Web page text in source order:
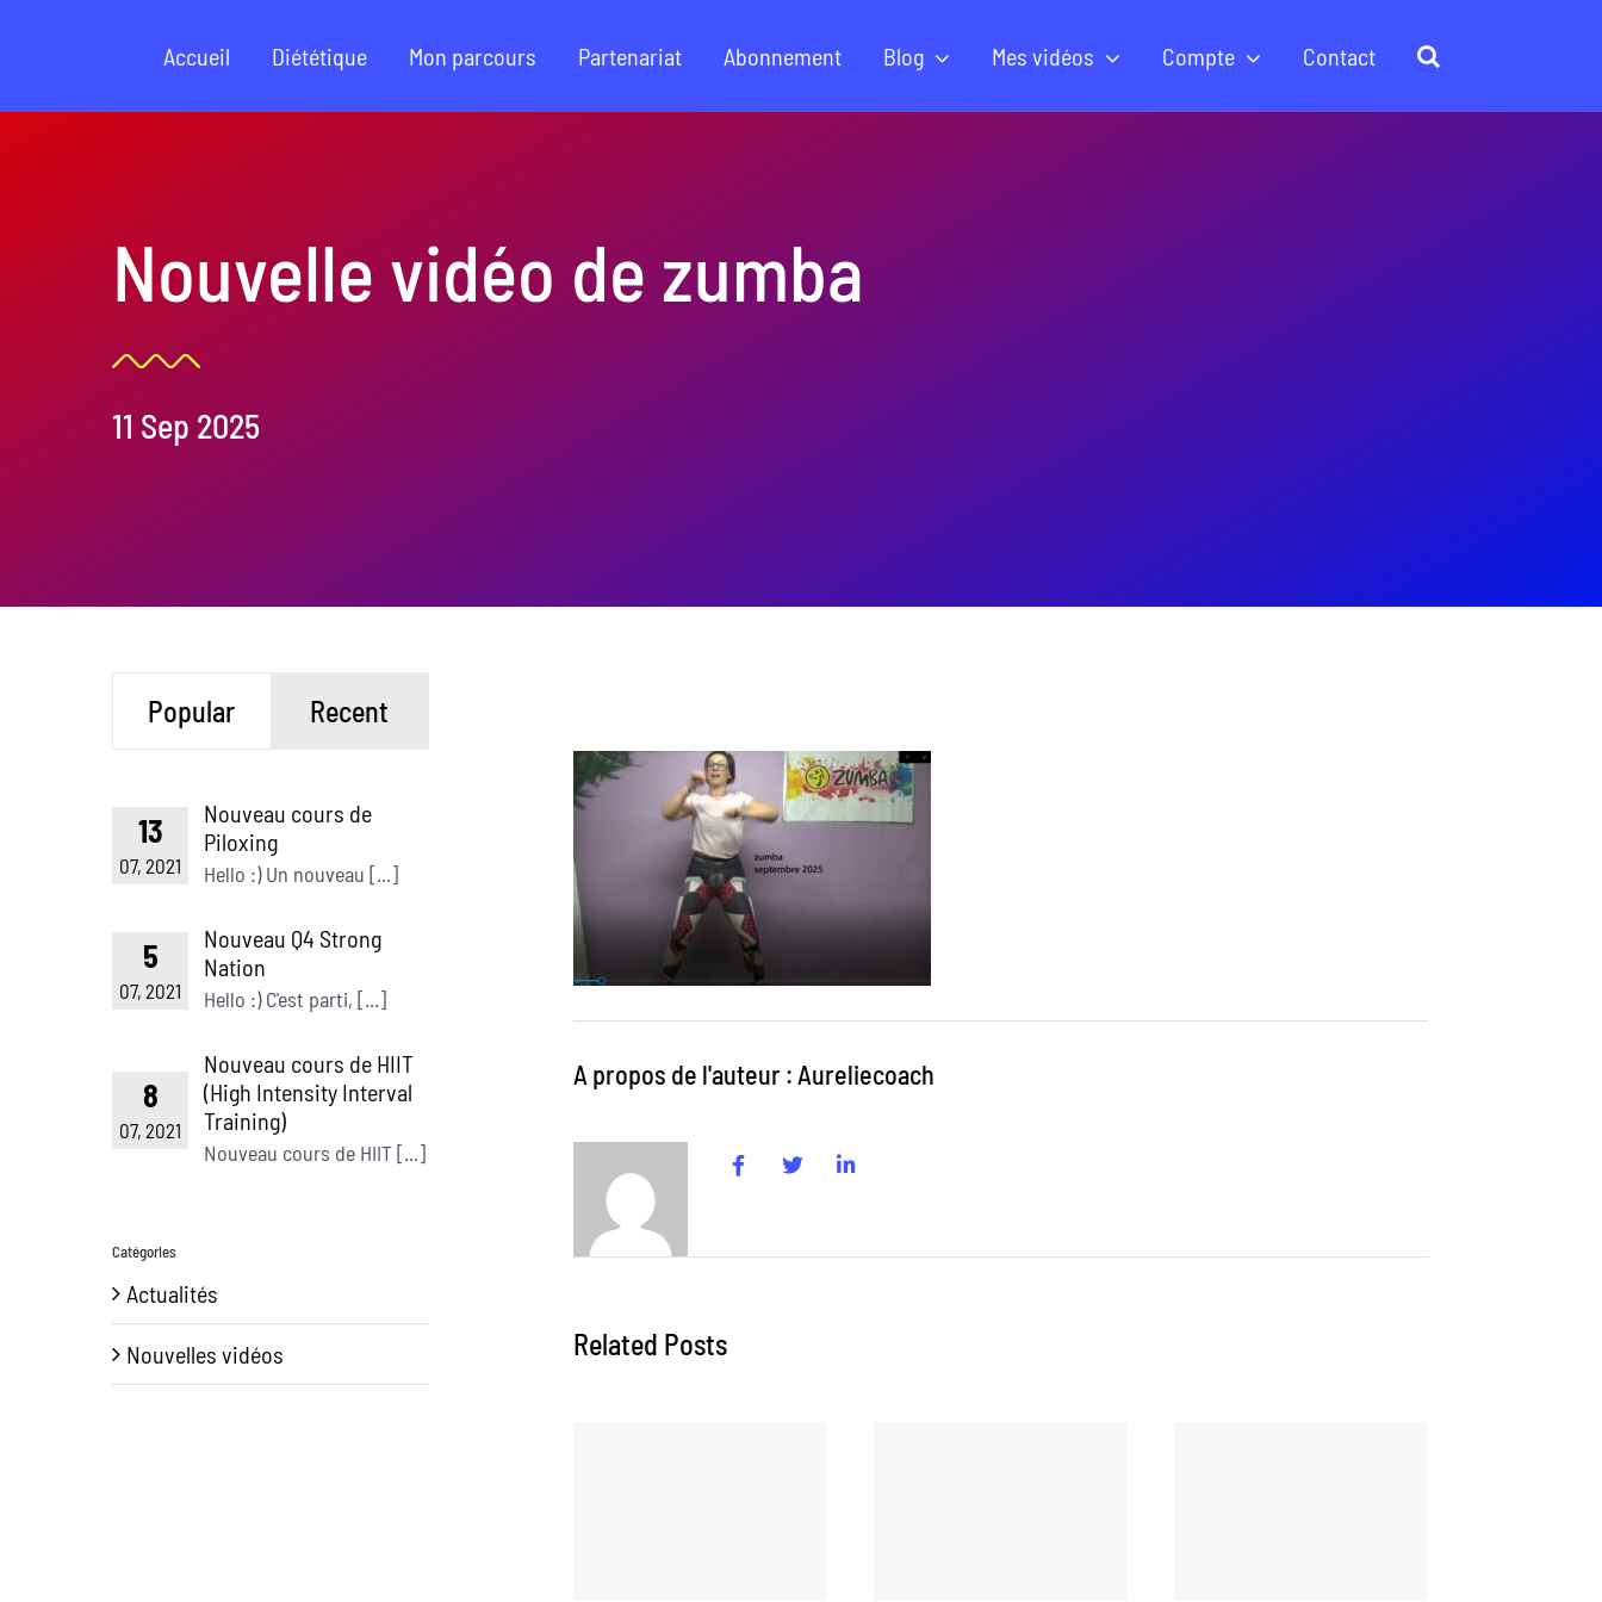
Accueil Diététique Mon parcours Partenariat Abonnement Blog Mes vidéos Compte Contact
Nouvelle vidéo de zumba
11 Sep 2025
A propos de l'auteur : Aureliecoach
Related Posts
Popular Recent
13
07, 2021
Nouveau cours de
Piloxing
Hello :) Un nouveau [...]
5
07, 2021
Nouveau Q4 Strong
Nation
Hello :) C'est parti, [...]
8
07, 2021
Nouveau cours de HIIT
(High Intensity Interval
Training)
Nouveau cours de HIIT [...]
Catégories
Actualités
Nouvelles vidéos